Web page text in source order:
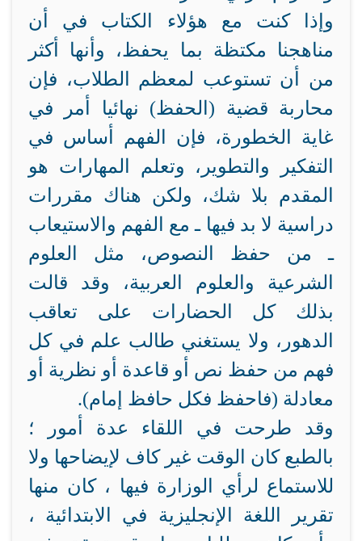
وإذا كنت مع هؤلاء الكتاب في أن
مناهجنا مكتظة بما يحفظ، وأنها أكثر
من أن تستوعب لمعظم الطلاب، فإن
محاربة قضية (الحفظ) نهائيا أمر في
غاية الخطورة، فإن الفهم أساس في
التفكير والتطوير، وتعلم المهارات هو
المقدم بلا شك، ولكن هناك مقررات
دراسية لا بد فيها ـ مع الفهم والاستيعاب
ـ من حفظ النصوص، مثل العلوم
الشرعية والعلوم العربية، وقد قالت
بذلك كل الحضارات على تعاقب
الدهور، ولا يستغني طالب علم في كل
فهم من حفظ نص أو قاعدة أو نظرية أو
معادلة (فاحفظ فكل حافظ إمام).
وقد طرحت في اللقاء عدة أمور ؛
بالطبع كان الوقت غير كاف لإيضاحها ولا
للاستماع لرأي الوزارة فيها ، كان منها
تقرير اللغة الإنجليزية في الابتدائية ،